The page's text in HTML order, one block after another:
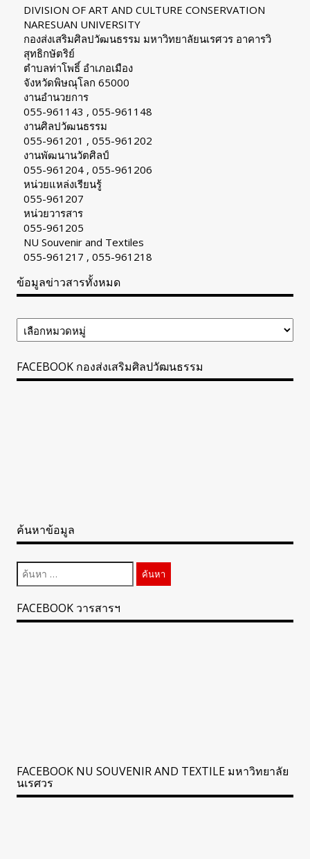
DIVISION OF ART AND CULTURE CONSERVATION
NARESUAN UNIVERSITY
กองส่งเสริมศิลปวัฒนธรรม มหาวิทยาลัยนเรศวร อาคารวิ
สุทธิกษัตริย์
ตำบลท่าโพธิ์ อำเภอเมือง
จังหวัดพิษณุโลก 65000
งานอำนวยการ
055-961143 , 055-961148
งานศิลปวัฒนธรรม
055-961201 , 055-961202
งานพัฒนานวัตศิลป์
055-961204 , 055-961206
หน่วยแหล่งเรียนรู้
055-961207
หน่วยวารสาร
055-961205
NU Souvenir and Textiles
055-961217 , 055-961218
ข้อมูลข่าวสารทั้งหมด
ข้อมูล
ข่าวสาร
FACEBOOK กองส่งเสริมศิลปวัฒนธรรม
ค้นหาข้อมูล
ค้นหา
สำหรับ:
FACEBOOK วารสารฯ
FACEBOOK NU SOUVENIR AND TEXTILE มหาวิทยาลัย
นเรศวร